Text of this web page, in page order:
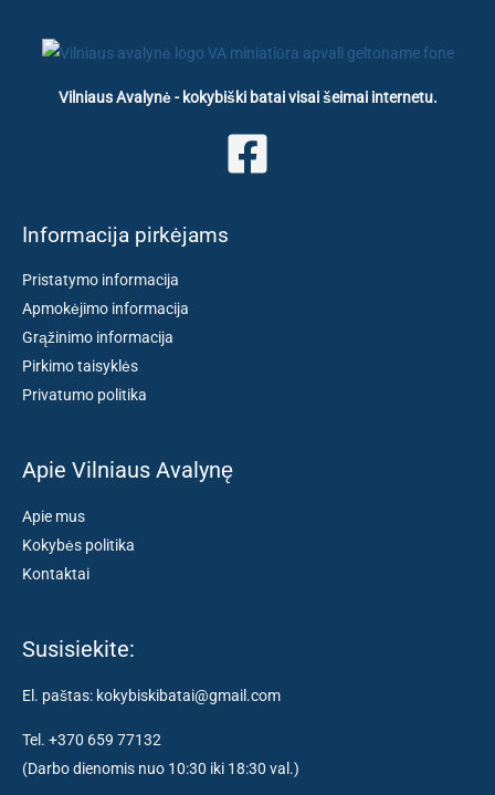
Vilniaus Avalynė - kokybiški batai visai šeimai internetu.
Informacija pirkėjams
Pristatymo informacija
Apmokėjimo informacija
Grąžinimo informacija
Pirkimo taisyklės
Privatumo politika
Apie Vilniaus Avalynę
Apie mus
Kokybės politika
Kontaktai
Susisiekite:
El. paštas: kokybiskibatai@gmail.com
Tel. +370 659 77132
(Darbo dienomis nuo 10:30 iki 18:30 val.)